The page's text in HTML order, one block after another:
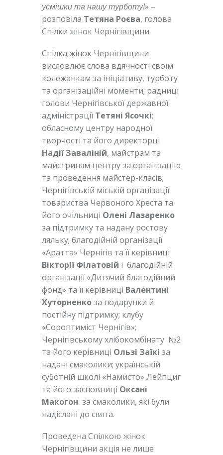
усмішки та нашу турботу!» –
розповіла Тетяна Роєва, голова
Спілки жінок Чернігівщини.
Спілка жінок Чернігівщини
висловлює слова вдячності своїм
колежанкам за ініціативу, турботу
та організаційні моменти; радниці
голови Чернігівської державної
адміністрації Тетяні Ясочкі;
обласному центру народної
творчості та його директорці
Надії Заваліній, майстрам та
майстриням центру за організацію
та проведення майстер-класів;
Чернігівській міській організації
товариства Червоного Хреста та
його очільниці Олені Лазаренко
за підтримку та надану ростову
ляльку; благодійній організації
«Аратта» Чернігів та її керівниці
Вікторії Філатовій і благодійній
організації «Дитячий благодійний
фонд» та її керівниці Валентині
Хуторненкоза подарунки й
постійну підтримку; клубу
«Сороптиміст Чернігів»;
Чернігівському хлібокомбінату №2
та його керівниці Ользі Заїкі за
надані смаколики; українській
суботній школі «Намисто» Лейпциг
та його засновниці Оксані
Макогон за смаколики, які були
надіслані до свята.
Проведена Спілкою жінок
Чернігівщини акція не лише